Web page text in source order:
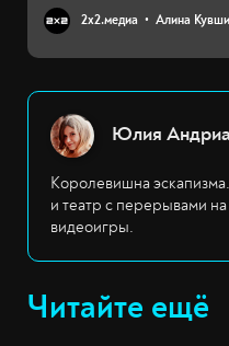
2х2.медиа Алина
Юлия
Королевишна
и театр с перерывами
видеоигры.
Читайте ещё